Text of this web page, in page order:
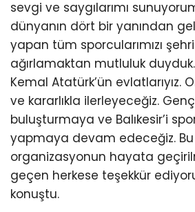
sevgi ve saygılarımı
dünyanın dört bir yanından
yapan tüm sporcularımızı
ağırlamaktan mutluluk
Kemal Atatürk’ün evlatlarıyız.
ve kararlıkla ilerleyeceğiz.
buluşturmaya ve Balıkesir’i
yapmaya devam edeceğiz.
organizasyonun hayata
geçen herkese teşekkür
konuştu.